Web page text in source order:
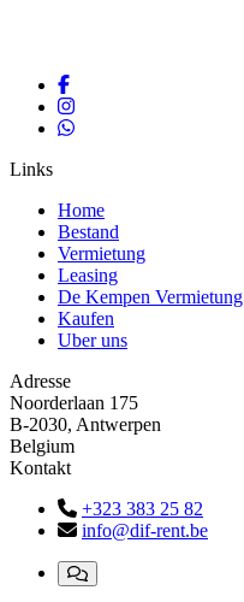
Links
Home
Bestand
Vermietung
Leasing
De Kempen Vermietung
Kaufen
Uber uns
Adresse
Noorderlaan 175
B-2030, Antwerpen
Belgium
Kontakt
+323 383 25 82
info@dif-rent.be